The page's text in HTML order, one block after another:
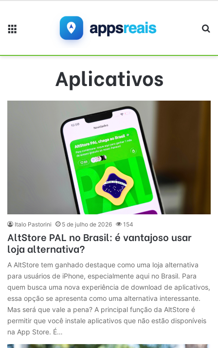
Aplicativos
Italo Pastorini 5 de julho de 2026 154
AltStore PAL no Brasil: é vantajoso usar
loja alternativa?
A AltStore tem ganhado destaque como uma loja alternativa
para usuários de iPhone, especialmente aqui no Brasil. Para
quem busca uma nova experiência de download de aplicativos,
essa opção se apresenta como uma alternativa interessante.
Mas será que vale a pena? A principal função da AltStore é
permitir que você instale aplicativos que não estão disponíveis
na App Store. É…